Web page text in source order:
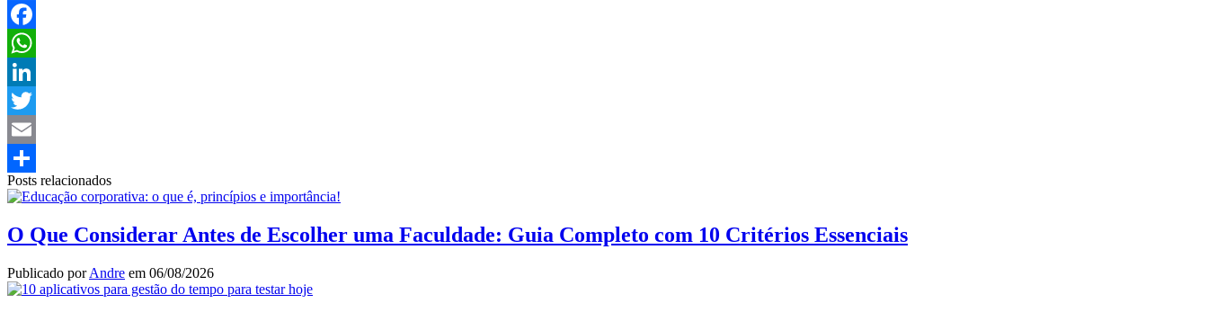
Facebook
WhatsApp
LinkedIn
Twitter
Email
Share
Posts relacionados
O Que Considerar Antes de Escolher uma Faculdade: Guia Completo com 10 Critérios Essenciais
Publicado porAndre em 06/08/2026